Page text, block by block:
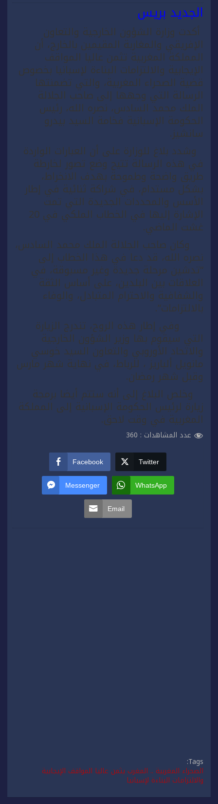
الجديد بريس
أكدت وزارة الشؤون الخارجية والتعاون
الإفريقي والمغاربة المقيمين بالخارج، أن
المملكة المغربية تثمن عاليا المواقف
الإيجابية والالتزامات البناءة لإسبانيا بخصوص
قضية الصحراء المغربية، والتي تضمنتها
الرسالة التي وجهها إلى صاحب الجلالة
الملك محمد السادس، نصره الله، رئيس
الحكومة الإسبانية فخامة السيد بيدرو
سانشيز.
وشدد بلاغ للوزارة على أن العبارات الواردة
في هذه الرسالة تتيح وضع تصور لخارطة
طريق واضحة وطموحة بهدف الانخراط،
بشكل مستدام، في شراكة ثنائية في إطار
الأسس والمحددات الجديدة التي تمت
الإشارة إليها في الخطاب الملكي في 20
غشت الماضي.
وكان صاحب الجلالة الملك محمد السادس،
نصره الله، قد دعا في هذا الخطاب إلى
“تدشين مرحلة جديدة وغير مسبوقة، في
العلاقات بين البلدين، على أساس الثقة
والشفافية والاحترام المتبادل، والوفاء
بالالتزامات”.
وفي إطار هذه الروح، تندرج الزيارة
التي سيقوم بها وزير الشؤون الخارجية
والاتحاد الأوروبي والتعاون السيد خوسي
مانويل ألباريز ، للرباط، في نهاية شهر مارس
وقبل شهر رمضان.
وخلص البلاغ إلى أنه ستتم أيضا برمجة
زيارة لرئيس الحكومة الإسبانية إلى المملكة
المغربية في وقت لاحق.
عدد المشاهدات : 360
Facebook Twitter
Messenger WhatsApp
Email
Tags:
الصحراء المغربية .. المغرب يثمن عاليا المواقف الإيجابية
والالتزامات البناءة لإسبانيا